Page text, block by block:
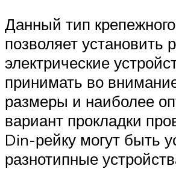
Данный тип
позволяет установить
электрические
принимать во
размеры и наиболее
вариант прокладки
Din-рейку могут быть
разнотипные